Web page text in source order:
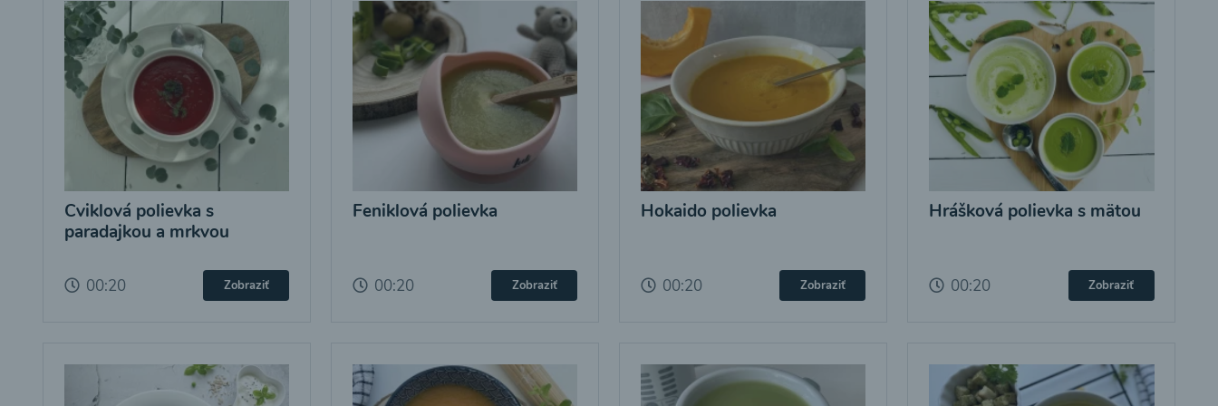
Cviklová polievka s
paradajkou a mrkvou
00:20 Zobraziť
Feniklová polievka
00:20 Zobraziť
Hokaido polievka
00:20 Zobraziť
Hrášková polievka s mätou
00:20 Zobraziť